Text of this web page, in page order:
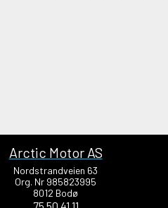
Arctic Motor AS
Nordstrandveien 63
Org. Nr 985823995
8012 Bodø